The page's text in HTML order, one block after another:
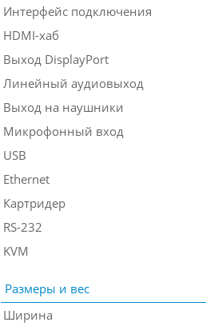
Интерфейс подключения
HDMI-хаб
Выход DisplayPort
Линейный аудиовыход
Выход на наушники
Микрофонный вход
USB
Ethernet
Картридер
RS-232
KVM
Размеры и вес
Ширина